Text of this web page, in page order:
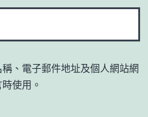
、電子郵件地址及個人網站網
使用。